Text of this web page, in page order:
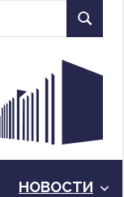
Найти
НОВОСТИ